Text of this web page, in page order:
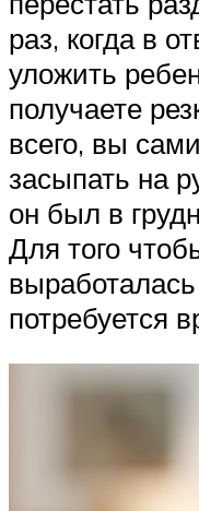
раз, когда в
уложить
получаете
всего, вы
засыпать на
он был в
Для того
потребуется